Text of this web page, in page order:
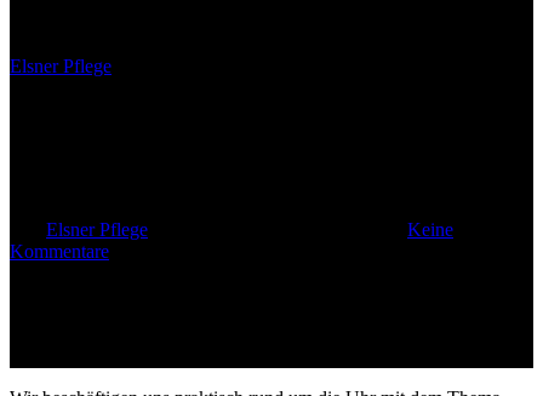
Elsner Pflege
Elsner Pflege
Keine
Kommentare